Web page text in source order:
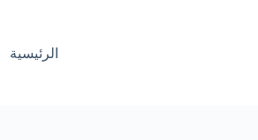
الرئيسية